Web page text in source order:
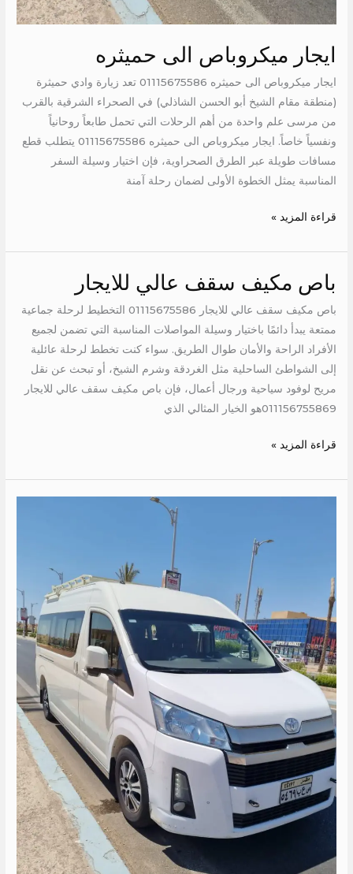
ايجار ميكروباص الى حميثره
ايجار ميكروباص الى حميثره 01115675586 تعد زيارة وادي حميثرة
(منطقة مقام الشيخ أبو الحسن الشاذلي) في الصحراء الشرقية بالقرب
من مرسى علم واحدة من أهم الرحلات التي تحمل طابعاً روحانياً
ونفسياً خاصاً. ايجار ميكروباص الى حميثره 01115675586 يتطلب قطع
مسافات طويلة عبر الطرق الصحراوية، فإن اختيار وسيلة السفر
المناسبة يمثل الخطوة الأولى لضمان رحلة آمنة
قراءة المزيد »
باص مكيف سقف عالي للايجار
باص مكيف سقف عالي للايجار 01115675586 التخطيط لرحلة جماعية
ممتعة يبدأ دائمًا باختيار وسيلة المواصلات المناسبة التي تضمن لجميع
الأفراد الراحة والأمان طوال الطريق. سواء كنت تخطط لرحلة عائلية
إلى الشواطئ الساحلية مثل الغردقة وشرم الشيخ، أو تبحث عن نقل
مريح لوفود سياحية ورجال أعمال، فإن باص مكيف سقف عالي للايجار
011156755869هو الخيار المثالي الذي
باص
مكيف
سقف
عالي
للايجار
قراءة المزيد »